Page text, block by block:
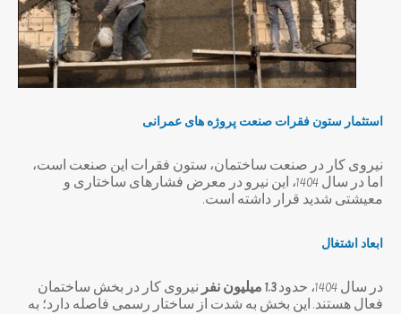
استثمار ستون فقرات صنعت پروژه های عمرانی
نیروی کار در صنعت ساختمان، ستون فقرات این صنعت است،
اما در سال 1404، این نیرو در معرض فشارهای ساختاری و
معیشتی شدید قرار داشته است.
ابعاد اشتغال
در سال 1404، حدود 1.3 میلیون نفر نیروی کار در بخش ساختمان
فعال هستند. این بخش به شدت از ساختار رسمی فاصله دارد؛ به